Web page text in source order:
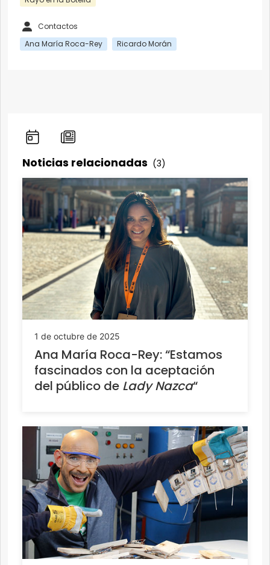
Contactos
Ana María Roca-Rey
Ricardo Morán
Noticias relacionadas (3)
1 de octubre de 2025
Ana María Roca-Rey: “Estamos
fascinados con la aceptación
del público de Lady Nazca“